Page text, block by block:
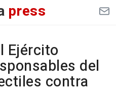
press
Ejército
del
contra